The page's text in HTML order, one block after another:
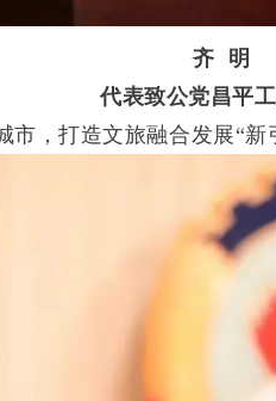
齐 明
代表致公党昌平
，打造文旅融合发展“新